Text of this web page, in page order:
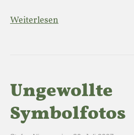
Weiterlesen
Ungewollte
Symbolfotos